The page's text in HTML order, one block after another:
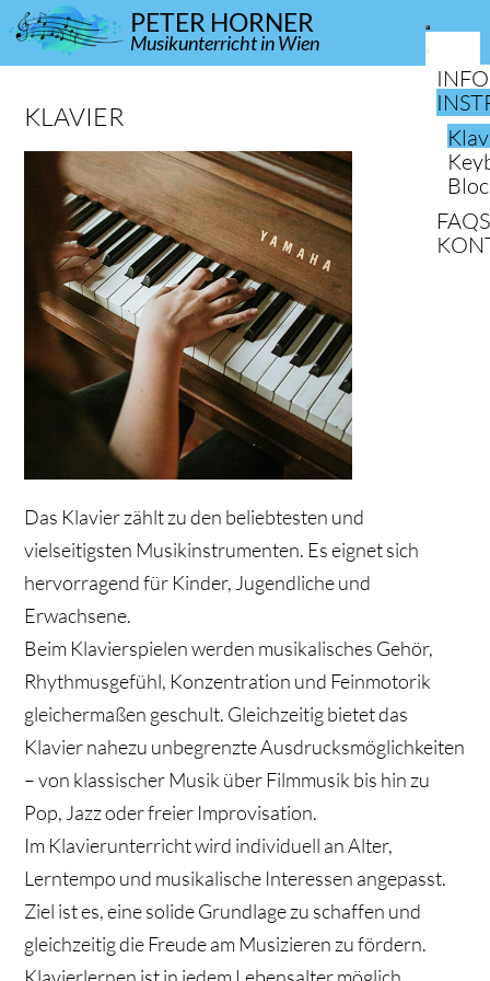
PETER HORNER
Musikunterricht in Wien
FAQS
KLAVIER
Das Klavier zählt zu den beliebtesten und
vielseitigsten Musikinstrumenten. Es eignet sich
hervorragend für Kinder, Jugendliche und
Erwachsene.
Beim Klavierspielen werden musikalisches Gehör,
Rhythmusgefühl, Konzentration und Feinmotorik
gleichermaßen geschult. Gleichzeitig bietet das
Klavier nahezu unbegrenzte Ausdrucksmöglichkeiten
– von klassischer Musik über Filmmusik bis hin zu
Pop, Jazz oder freier Improvisation.
Im Klavierunterricht wird individuell an Alter,
Lerntempo und musikalische Interessen angepasst.
Ziel ist es, eine solide Grundlage zu schaffen und
gleichzeitig die Freude am Musizieren zu fördern.